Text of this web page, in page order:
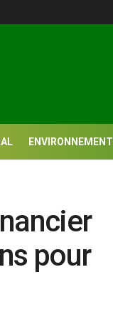
ENVIRONNEMENT
pour